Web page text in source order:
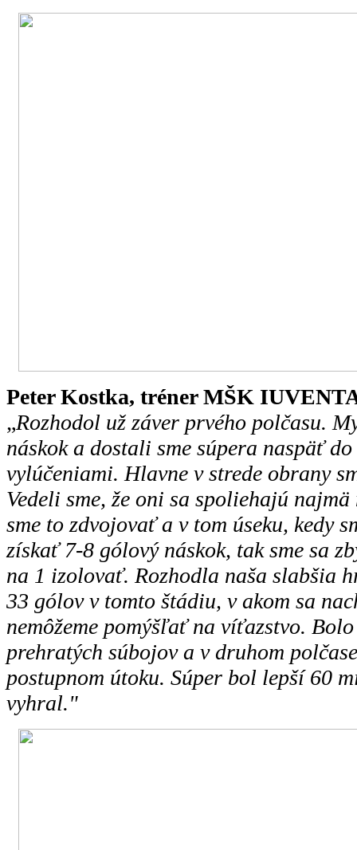
Peter Kostka, tréner MŠK
„Rozhodol už záver prvého polčasu.
náskok a dostali sme súpera naspäť
vylúčeniami. Hlavne v strede obrany
Vedeli sme, že oni sa spoliehajú
sme to zdvojovať a v tom úseku, kedy
získať 7-8 gólový náskok, tak sme sa
na 1 izolovať. Rozhodla naša slabšia
33 gólov v tomto štádiu, v akom sa
nemôžeme pomýšľať na víťazstvo.
prehratých súbojov a v druhom
postupnom útoku. Súper bol lepší 60
vyhral."